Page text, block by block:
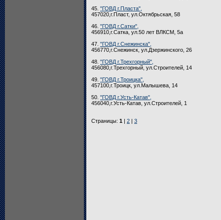
45. "ГОВД г.Пласта",
457020,г.Пласт, ул.Октябрьская, 58
46. "ГОВД г.Сатки",
456910,г.Сатка, ул.50 лет ВЛКСМ, 5а
47. "ГОВД г.Снежинска",
456770,г.Снежинск, ул.Дзержинского, 26
48. "ГОВД г.Трехгорный",
456080,г.Трехгорный, ул.Строителей, 14
49. "ГОВД г.Троицка",
457100,г.Троицк, ул.Малышева, 14
50. "ГОВД г.Усть-Катав",
456040,г.Усть-Катав, ул.Строителей, 1
Страницы: 1 | 2 | 3